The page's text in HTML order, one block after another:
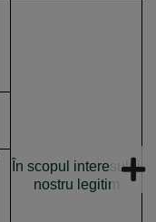
În scopul interesului
nostru legitim